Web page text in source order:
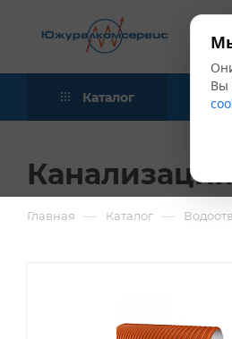
Каталог
Главная — Каталог —
Вы